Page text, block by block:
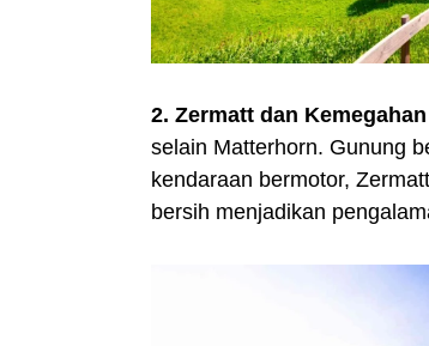
2. Zermatt dan
selain Matterhorn. Gunung
kendaraan bermotor,
bersih menjadikan